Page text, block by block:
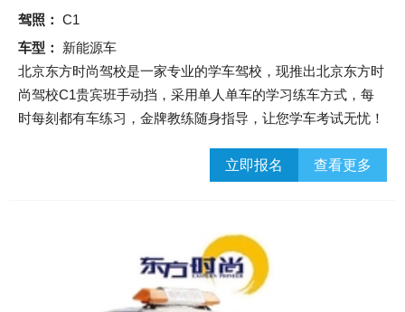
驾照： C1
车型：
新能源车
北京东方时尚驾校是一家专业的学车驾校，现推出北京东方时
尚驾校C1贵宾班手动挡，采用单人单车的学习练车方式，每
时每刻都有车练习，金牌教练随身指导，让您学车考试无忧！
查看更多
立即报名